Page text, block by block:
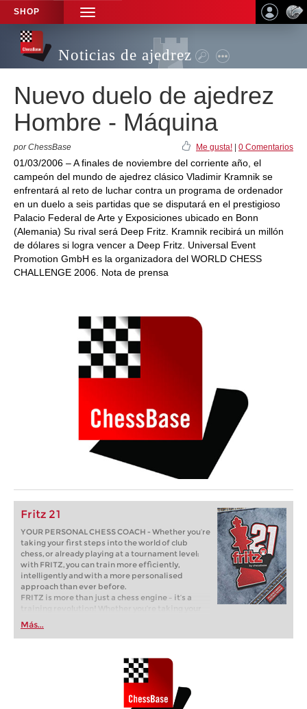
SHOP
TOGGLE
NAVIGATION
Noticias de ajedrez
Nuevo duelo de ajedrez
Hombre - Máquina
por ChessBase Me gusta! 0 Comentarios
01/03/2006 – A finales de noviembre del corriente año, el
campeón del mundo de ajedrez clásico Vladimir Kramnik se
enfrentará al reto de luchar contra un programa de ordenador
en un duelo a seis partidas que se disputará en el prestigioso
Palacio Federal de Arte y Exposiciones ubicado en Bonn
(Alemania) Su rival será Deep Fritz. Kramnik recibirá un millón
de dólares si logra vencer a Deep Fritz. Universal Event
Promotion GmbH es la organizadora del WORLD CHESS
CHALLENGE 2006. Nota de prensa
Fritz 21
YOUR PERSONAL CHESS COACH - Whether you’re
taking your first steps into the world of club
chess, or already playing at a tournament level:
with FRITZ, you can train more efficiently,
intelligently and with a more personalised
approach than ever before.
FRITZ is more than just a chess engine – it’s a
training revolution! Whether you’re taking your
first steps into the world of club chess, or already
playing at a tournament level: with FRITZ, you can
train more efficiently, intelligently and with a
Más...